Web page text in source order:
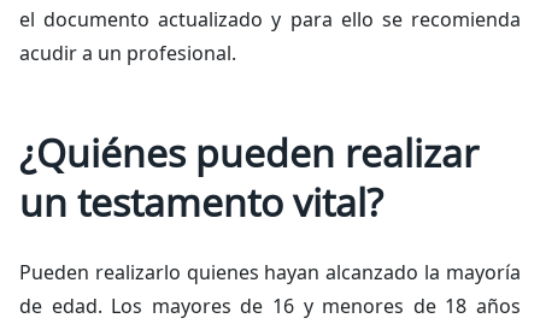
el documento actualizado y para ello se recomienda
acudir a un profesional.
¿Quiénes pueden realizar
un testamento vital?
Pueden realizarlo quienes hayan alcanzado la mayoría
de edad. Los mayores de 16 y menores de 18 años